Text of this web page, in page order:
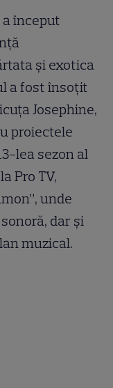
a început
și exotica
a fost însoțit
Josephine,
proiectele
lea sezon al
Pro TV,
unde
dar și
muzical.